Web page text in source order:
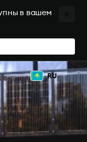
в вашем
RU